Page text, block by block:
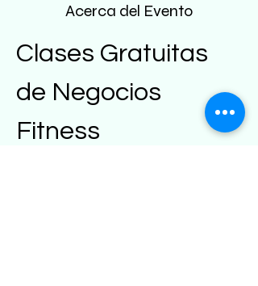
Acerca del Evento
Clases Gratuitas
de Negocios
Fitness